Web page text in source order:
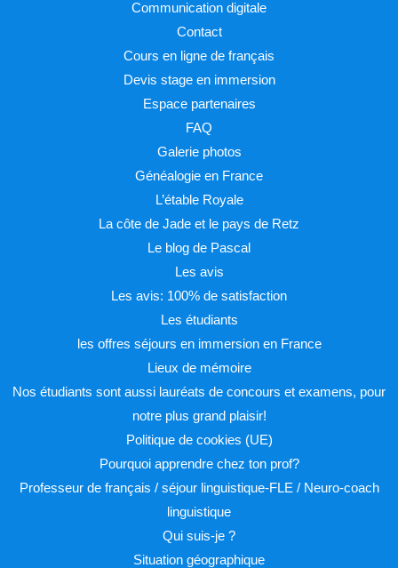
Communication digitale
Contact
Cours en ligne de français
Devis stage en immersion
Espace partenaires
FAQ
Galerie photos
Généalogie en France
L’étable Royale
La côte de Jade et le pays de Retz
Le blog de Pascal
Les avis
Les avis: 100% de satisfaction
Les étudiants
les offres séjours en immersion en France
Lieux de mémoire
Nos étudiants sont aussi lauréats de concours et examens, pour
notre plus grand plaisir!
Politique de cookies (UE)
Pourquoi apprendre chez ton prof?
Professeur de français / séjour linguistique-FLE / Neuro-coach
linguistique
Qui suis-je ?
Situation géographique